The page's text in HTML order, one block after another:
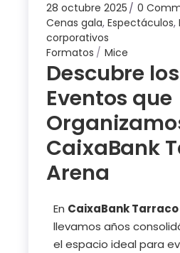
28 octubre 2025
0
Cenas gala,Espectáculos,
corporativos
Formatos
Mice
Descubre
Eventos que
CaixaBank
Arena
En CaixaBank
llevamos años
el espacio ideal para